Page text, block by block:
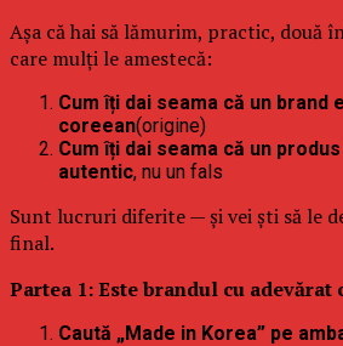
Așa că hai să lămurim, practic, două
care mulți le amestecă:
Cum îți dai seama că un brand
coreean(origine)
Cum îți dai seama că un
autentic, nu un fals
Sunt lucruri diferite — și vei ști să le
final.
Partea 1: Este brandul cu adevărat
Caută „Made in Korea” pe